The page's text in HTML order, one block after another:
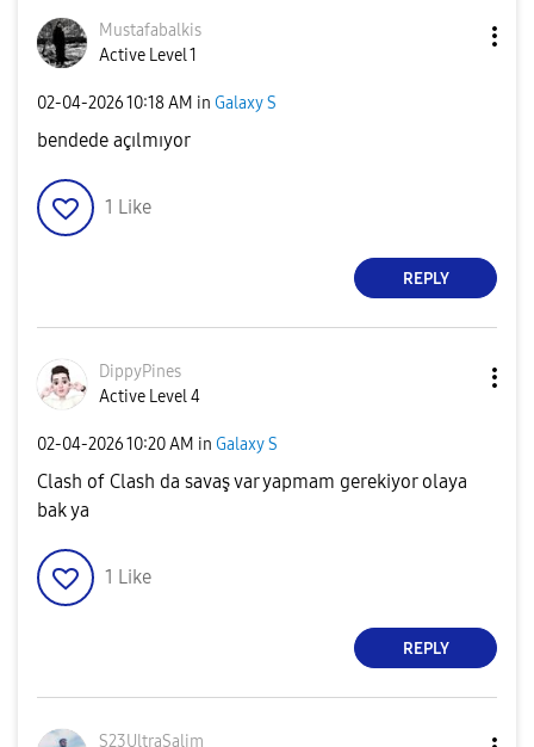
Mustafabalkis
Active Level 1
‎02-04-202610:18 AM in Galaxy S
bendede açılmıyor
1 Like
REPLY
DippyPines
Active Level 4
‎02-04-202610:20 AM in Galaxy S
Clash of Clash da savaş var yapmam gerekiyor olaya
bak ya
1 Like
REPLY
S23UltraSalim